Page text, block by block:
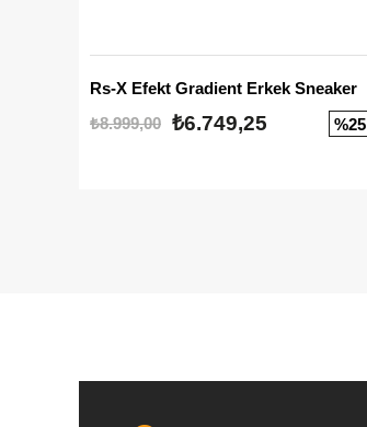
Rs-X Efekt Gradient Erkek Sneaker
₺8.999,00 ₺6.749,25 %25